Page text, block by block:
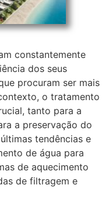
constantemente
dos seus
procuram ser mais
o tratamento
tanto para a
a preservação do
tendências e
de água para
de aquecimento
de filtragem e